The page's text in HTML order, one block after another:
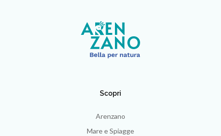
Scopri
Arenzano
Mare e Spiagge